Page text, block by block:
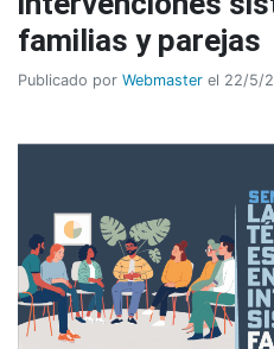
familias y parejas
Publicado por Webmaster el 22/5/